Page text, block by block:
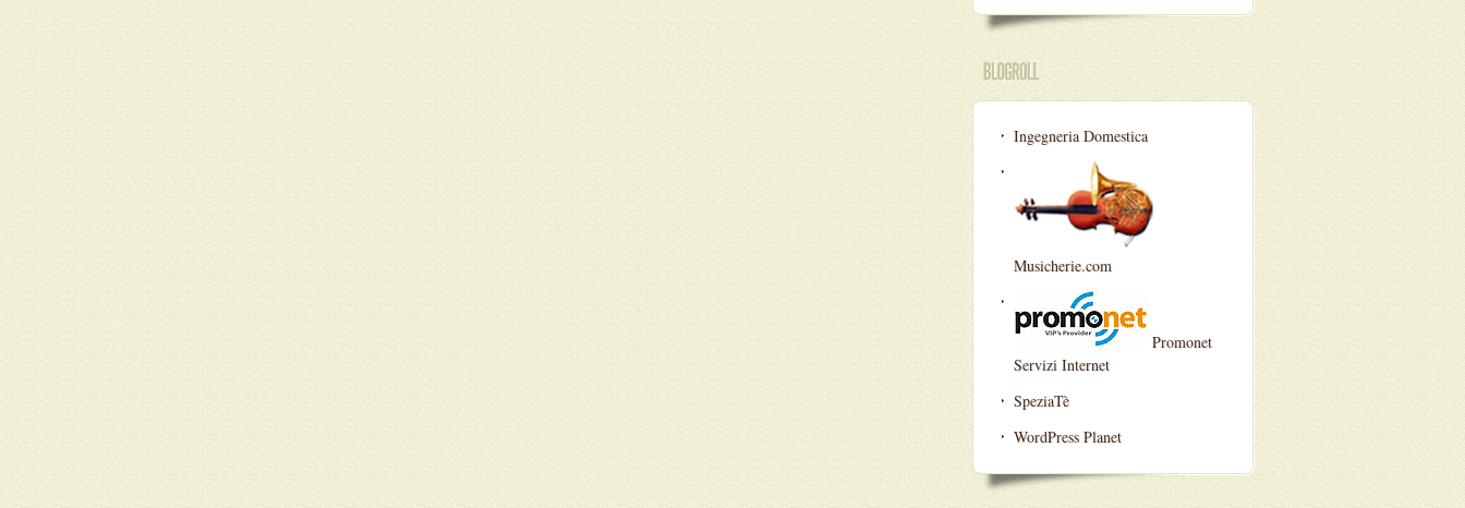
Ingegneria Domestica
Musicherie.com
Promonet
Servizi Internet
SpeziaTè
WordPress Planet